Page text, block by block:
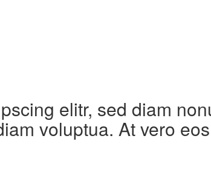
elitr, sed diam
voluptua. At vero